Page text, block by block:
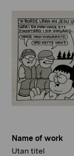
Name of work
Utan titel